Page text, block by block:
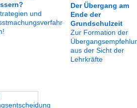
und
Der Übergang am
Ende der
Grundschulzeit
Zur Formation der
aus der Sicht der
Lehrkräfte